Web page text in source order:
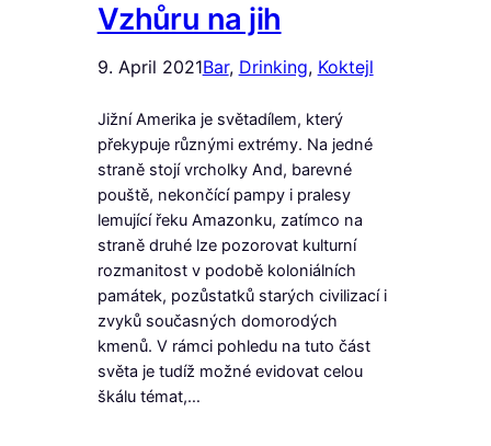
Vzhůru na jih
9. April 2021Bar, Drinking, Koktejl
Jižní Amerika je světadílem, který
překypuje různými extrémy. Na jedné
straně stojí vrcholky And, barevné
pouště, nekončící pampy i pralesy
lemující řeku Amazonku, zatímco na
straně druhé lze pozorovat kulturní
rozmanitost v podobě koloniálních
památek, pozůstatků starých civilizací i
zvyků současných domorodých
kmenů. V rámci pohledu na tuto část
světa je tudíž možné evidovat celou
škálu témat,…